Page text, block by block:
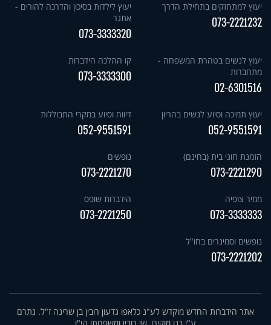
יעוץ למתחזקים בתחילת הדרך
073-2221232
יעוץ לילדות בסיכון והדרכה להורים -
אתגר
073-3333320
יעוץ לנשים בטהרת המשפחה -
מתחברות
02-6301516
קו ההלכה הידברות
073-3333300
יעוץ תמיכה וסיוע לנשים בהריון
052-9551591
דיווח וסיוע במקרי התבוללות
052-9551591
הזמנת חוגי בית (בחינם)
073-2221290
נופשים
073-2221270
ממיר צופיה
073-3333333
הידברות שופס
073-2221250
נופשים וסמינרים בחו"ל
073-2221202
אתר הידברות החדש מוקדש לע"נ כלאפו גדעון רובין בן שרינה ז"ל. נתרם